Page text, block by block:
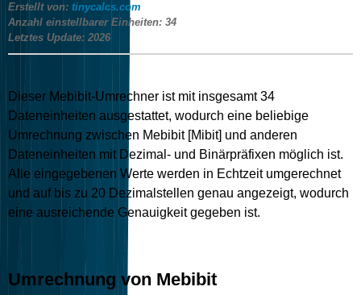
Erstellt von: tinycalcs.com
Anzahl einstellbarer Einheiten: 34
Letztes Update: 2026
Dieser Mebibit-Umrechner ist mit insgesamt34
Dateneinheiten ausgestattet, wodurch eine beliebige
Umrechnung zwischen Mebibit [Mibit] und anderen
Dateneinheiten mit Dezimal- und Binärpräfixen möglich ist.
Alle eingegebenen Werte werden in Echtzeit umgerechnet
und auf bis zu 20 Dezimalstellen genau angezeigt, wodurch
eine ausreichende Genauigkeit gegeben ist.
Umrechnung von Mebibit